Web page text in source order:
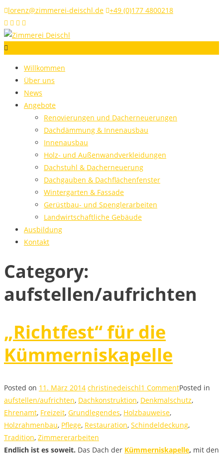
lorenz@zimmerei-deischl.de +49 (0)177 4800218
Willkommen
Über uns
News
Angebote
Renovierungen und Dacherneuerungen
Dachdämmung & Innenausbau
Innenausbau
Holz- und Außenwandverkleidungen
Dachstuhl & Dacherneuerung
Dachgauben & Dachflächenfenster
Wintergarten & Fassade
Gerüstbau- und Spenglerarbeiten
Landwirtschaftliche Gebäude
Ausbildung
Kontakt
Category:
aufstellen/aufrichten
„Richtfest“ für die
Kümmerniskapelle
Posted on 11. März 2014 christinedeischl1 CommentPosted in
aufstellen/aufrichten, Dachkonstruktion, Denkmalschutz,
Ehrenamt, Freizeit, Grundlegendes, Holzbauweise,
Holzrahmenbau, Pflege, Restauration, Schindeldeckung,
Tradition, Zimmererarbeiten
Endlich ist es soweit. Das Dach der Kümmerniskapelle, mit den